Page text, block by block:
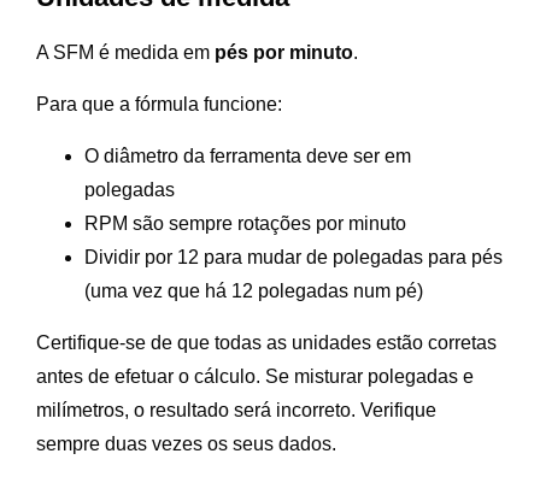
A SFM é medida em pés por minuto.
Para que a fórmula funcione:
O diâmetro da ferramenta deve ser em
polegadas
RPM são sempre rotações por minuto
Dividir por 12 para mudar de polegadas para pés
(uma vez que há 12 polegadas num pé)
Certifique-se de que todas as unidades estão corretas
antes de efetuar o cálculo. Se misturar polegadas e
milímetros, o resultado será incorreto. Verifique
sempre duas vezes os seus dados.